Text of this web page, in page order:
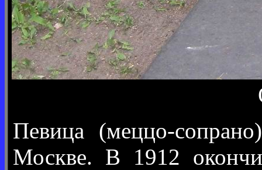
Певица (меццо-
Москве. В 1912